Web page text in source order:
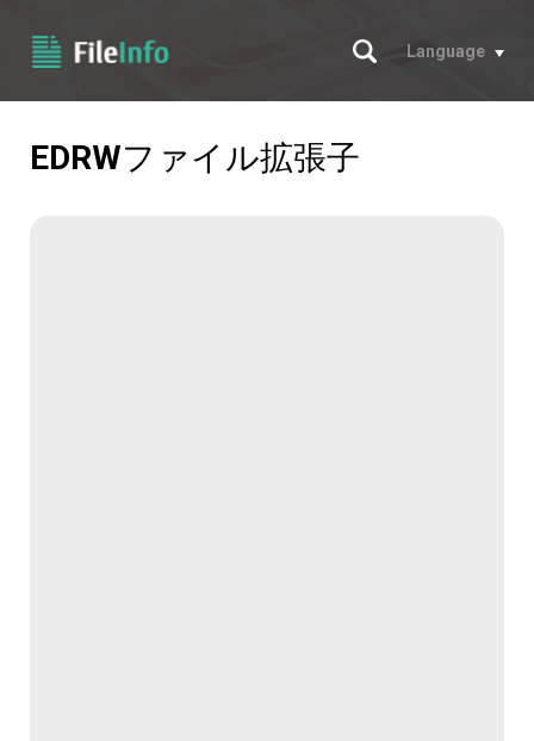
サーチ
Language
EDRWファイル拡張子